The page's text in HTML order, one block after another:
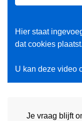
Hier staat
dat cookies plaatst.
U kan deze video
Je vraag blijft